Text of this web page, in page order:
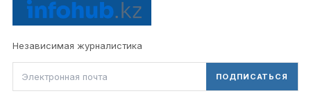
Независимая журналистика
ПОДПИСАТЬСЯ